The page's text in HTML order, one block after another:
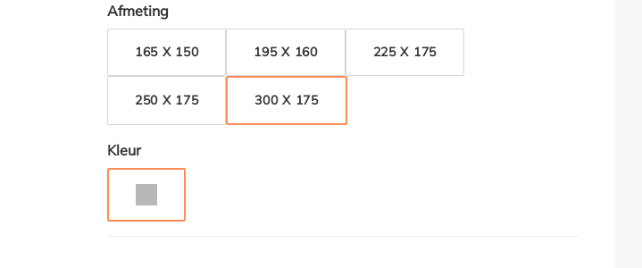
Selecteer
Afmeting
165 X 150 195 X 160 225 X 175
250 X 175 300 X 175
Selecteer
Kleur